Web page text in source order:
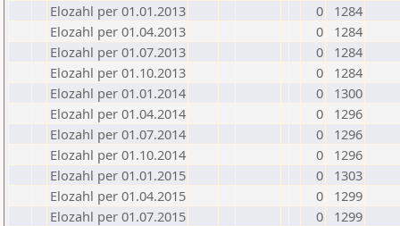
Elozahl per 01.01.2013
0
1284
Elozahl per 01.04.2013
0
1284
Elozahl per 01.07.2013
0
1284
Elozahl per 01.10.2013
0
1284
Elozahl per 01.01.2014
0
1300
Elozahl per 01.04.2014
0
1296
Elozahl per 01.07.2014
0
1296
Elozahl per 01.10.2014
0
1296
Elozahl per 01.01.2015
0
1303
Elozahl per 01.04.2015
0
1299
Elozahl per 01.07.2015
0
1299